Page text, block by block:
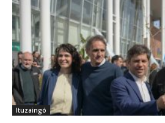
Ituzaingó